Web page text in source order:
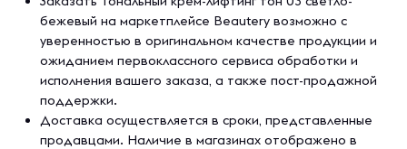
бежевый на маркетплейсе Beautery возможно с
уверенностью в оригинальном качестве продукции и
ожиданием первоклассного сервиса обработки и
исполнения вашего заказа, а также пост-продажной
поддержки.
Доставка осуществляется в сроки, представленные
продавцами. Наличие в магазинах отображено в